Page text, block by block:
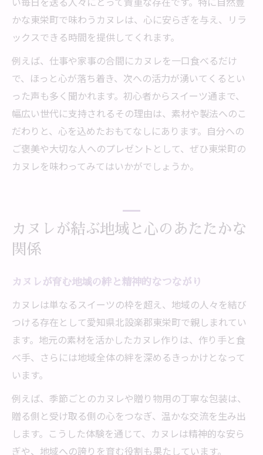
かな東栄町で味わうカヌレは、心に安らぎを与え、リラ
ックスできる時間を提供してくれます。
例えば、仕事や家事の合間にカヌレを一口食べるだけ
で、ほっと心が落ち着き、次への活力が湧いてくるとい
った声も多く聞かれます。初心者からスイーツ通まで、
幅広い世代に支持されるその理由は、素材や製法へのこ
だわりと、心を込めたおもてなしにあります。自分への
ご褒美や大切な人へのプレゼントとして、ぜひ東栄町の
カヌレを味わってみてはいかがでしょうか。
カヌレが結ぶ地域と心のあたたかな
関係
カヌレが育む地域の絆と精神的なつながり
カヌレは単なるスイーツの枠を超え、地域の人々を結び
つける存在として愛知県北設楽郡東栄町で親しまれてい
ます。地元の素材を活かしたカヌレ作りは、作り手と食
べ手、さらには地域全体の絆を深めるきっかけとなって
います。
例えば、季節ごとのカヌレや贈り物用の丁寧な包装は、
贈る側と受け取る側の心をつなぎ、温かな交流を生み出
します。こうした体験を通じて、カヌレは精神的な安ら
ぎや、地域への誇りを育む役割も果たしています。